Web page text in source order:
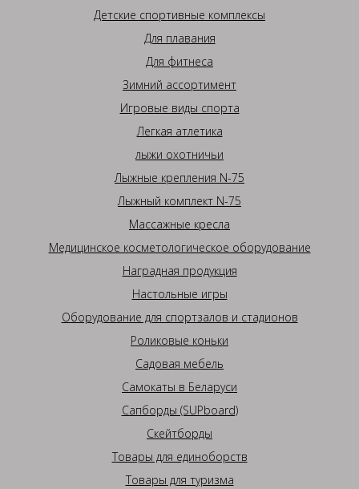
Детские спортивные комплексы
Для плавания
Для фитнеса
Зимний ассортимент
Игровые виды спорта
Легкая атлетика
лыжи охотничьи
Лыжные крепления N-75
Лыжный комплект N-75
Массажные кресла
Медицинское косметологическое оборудование
Наградная продукция
Настольные игры
Оборудование для спортзалов и стадионов
Роликовые коньки
Садовая мебель
Самокаты в Беларуси
Сапборды (SUPboard)
Скейтборды
Товары для единоборств
Товары для туризма